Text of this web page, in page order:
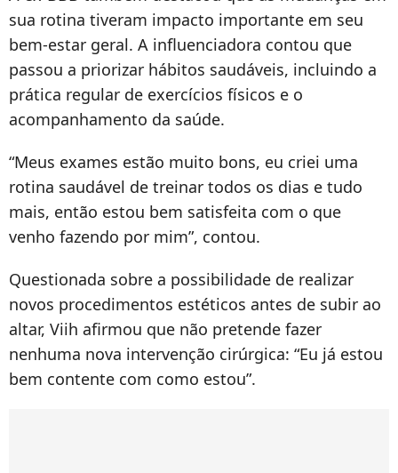
sua rotina tiveram impacto importante em seu
bem-estar geral. A influenciadora contou que
passou a priorizar hábitos saudáveis, incluindo a
prática regular de exercícios físicos e o
acompanhamento da saúde.
“Meus exames estão muito bons, eu criei uma
rotina saudável de treinar todos os dias e tudo
mais, então estou bem satisfeita com o que
venho fazendo por mim”, contou.
Questionada sobre a possibilidade de realizar
novos procedimentos estéticos antes de subir ao
altar, Viih afirmou que não pretende fazer
nenhuma nova intervenção cirúrgica: “Eu já estou
bem contente com como estou”.